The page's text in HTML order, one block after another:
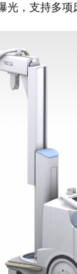
，支持多项